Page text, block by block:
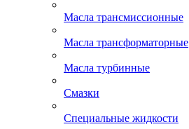
Масла трансмиссионные
Масла трансформаторные
Масла турбинные
Смазки
Специальные жидкости